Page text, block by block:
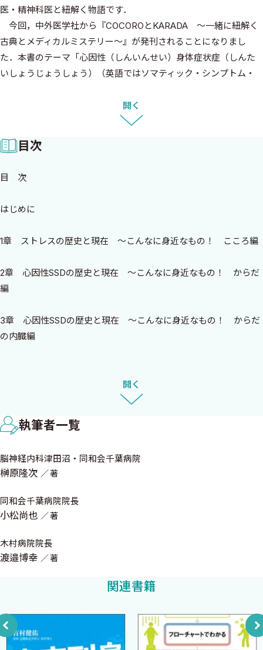
医・精神科医と紐解く物語です．
今回，中外医学社から『COCOROとKARADA 〜一緒に紐解く
古典とメディカルミステリー〜』が発刊されることになりまし
た．本書のテーマ「心因性（しんいんせい）身体症状症（しんた
いしょうじょうしょう）（英語ではソマティック・シンプトム・
ーSSDとも略します）」は，従来，欧米ではヒステリーと呼ば
れ，本邦では体調不良・不定愁訴・自律神経失調症などと呼ばれ
てきました．（心因性）身体症状症は，まだ聞きなれない言葉か
と思われますが，驚くほど多いものです．しかし，これまで医師・
たように思われます．その理由は，精神科の病気でありながら，身
妙な症状」「謎の健康被害」（英語ではメディカルミステリー）
り，心因性エスエスディー（SSD）の病態／診断／治療が，少しず
（図，不安／うつの症状を，あえてプラス下線とマイナスに分け
ています），
害，全身のしびれ痛み，麻痺，ぴくつき，こわばり）・耳鼻科の
病気（めまい，耳鳴）・眼科の病気（目の疲れ，違和感）・循環
尿）を真似る（英語ではミミック）ように見えることがありま
す．しかし身体科の異常はなく，程度は正常またはごく軽く，入
院を要しません．医学はヒトmankindと自然natureの学問の接点．
心因性SSDをわかりやすく知って頂くために，本書では，古典，メ
ディカルミステリー，脳科学を紐解きながら，ストレスと
COCOROとKARADAについて述べてみようと思います．
1章「ストレスの歴史と現在〜こころ編」ストレスと心について，
古典を紐解いてみましょう．
みましょう．
3章「心因性SSDの歴史と現在〜からだの内臓編」同様に古典を紐
ます．
「コラム 自律神経失調症とは？」用語の歴史と，日本・海外
の差異とは？
開く
目次
目 次
はじめに
1章 ストレスの歴史と現在 〜こんなに身近なもの！ こころ編
2章 心因性SSDの歴史と現在 〜こんなに身近なもの！ からだ
編
3章 心因性SSDの歴史と現在 〜こんなに身近なもの！ からだ
の内臓編
心因性SSDとは？用語の歴史・統計などを解説します
自律神経失調症とは？自律神経失調症という用語の歴史と，日
本・海外の差異とは？
192
コラム
こころは脳に宿（やど）るの？心臓に宿（やど）るの？
の科学
心因性SSDは動物やペットにもあるの？
脳の働きはどうやって調べるの？
開く
執筆者一覧
脳神経内科津田沼・同和会千葉病院
榊原隆次 著
同和会千葉病院院長
小松尚也 著
木村病院院長
渡邉博幸 著
関連書籍